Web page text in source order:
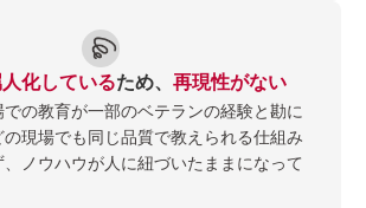
化しているため、再現性がない
での教育が一部のベテランの経験と勘に
現場でも同じ品質で教えられる仕組み
ノウハウが人に紐づいたままになって